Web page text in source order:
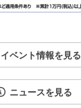
イベント情報を見る
ニュースを見る